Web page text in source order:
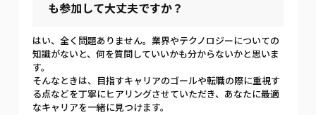
も参加して大丈夫ですか？
はい、全く問題ありません。業界やテクノロジーについての
知識がないと、何を質問していいかも分からないかと思いま
す。
そんなときは、目指すキャリアのゴールや転職の際に重視す
る点などを丁寧にヒアリングさせていただき、あなたに最適
なキャリアを一緒に見つけます。